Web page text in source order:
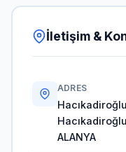
İletişim &
ADRES
ALANYA